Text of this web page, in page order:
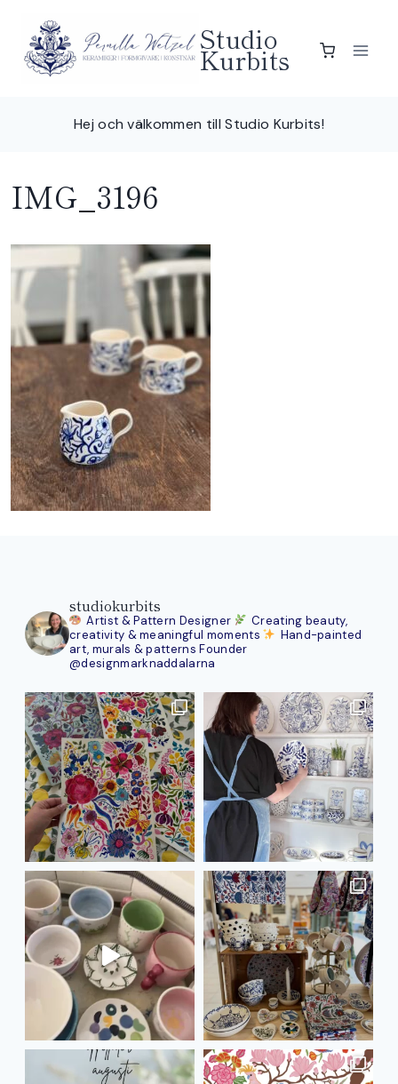
content
Studio
Kurbits
Hej och välkommen till Studio Kurbits!
IMG_3196
studiokurbits
Artist & Pattern Designer
Creating beauty,
creativity & meaningful moments
Hand-painted
art, murals & patterns Founder
@designmarknaddalarna